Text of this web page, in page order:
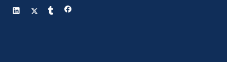
Θαλάσσια και υπεράκτιες επικάλυψη